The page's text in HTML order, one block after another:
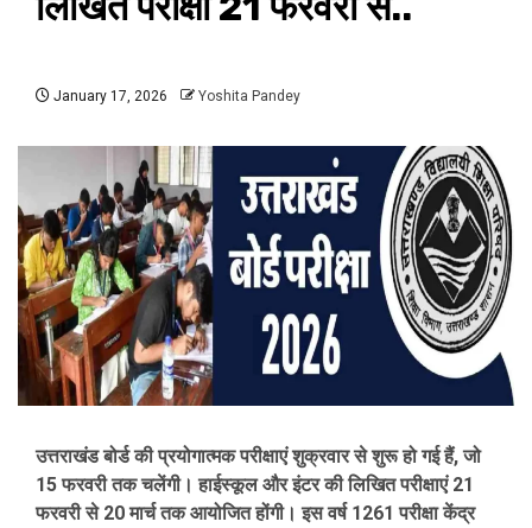
January 17, 2026 Yoshita Pandey
उत्तराखंड बोर्ड की प्रयोगात्मक परीक्षाएं शुक्रवार से शुरू हो गई हैं, जो
15 फरवरी तक चलेंगी। हाईस्कूल और इंटर की लिखित परीक्षाएं 21
फरवरी से 20 मार्च तक आयोजित होंगी। इस वर्ष 1261 परीक्षा केंद्र